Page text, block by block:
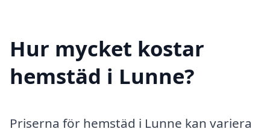
Hur mycket kostar
hemstäd i Lunne?
Priserna för hemstäd i Lunne kan variera